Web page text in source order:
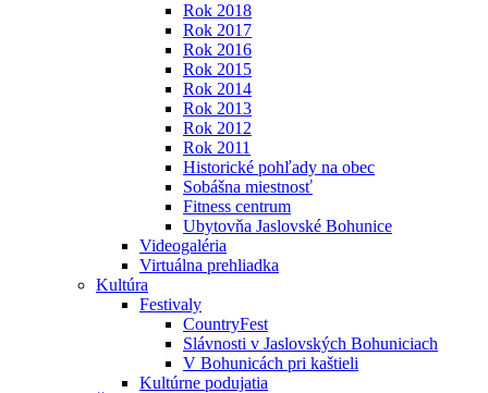
Rok 2018
Rok 2017
Rok 2016
Rok 2015
Rok 2014
Rok 2013
Rok 2012
Rok 2011
Historické pohľady na obec
Sobášna miestnosť
Fitness centrum
Ubytovňa Jaslovské Bohunice
Videogaléria
Virtuálna prehliadka
Kultúra
Festivaly
CountryFest
Slávnosti v Jaslovských Bohuniciach
V Bohunicách pri kaštieli
Kultúrne podujatia